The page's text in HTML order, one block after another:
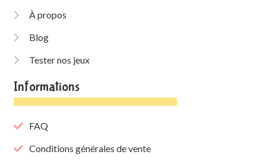
À propos
Blog
Tester nos jeux
Informations
FAQ
Conditions générales de vente